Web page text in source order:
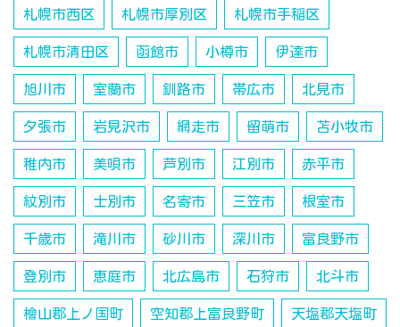
札幌市西区 札幌市厚別区 札幌市手稲区
札幌市清田区 函館市 小樽市 伊達市
旭川市 室蘭市 釧路市 帯広市 北見市
夕張市 岩見沢市 網走市 留萌市 苫小牧市
稚内市 美唄市 芦別市 江別市 赤平市
紋別市 士別市 名寄市 三笠市 根室市
千歳市 滝川市 砂川市 深川市 富良野市
登別市 恵庭市 北広島市 石狩市 北斗市
檜山郡上ノ国町 空知郡上富良野町 天塩郡天塩町